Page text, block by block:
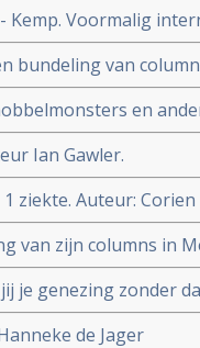
Voormalig
een politieke thriller
bundeling van
door
en
voor
Ian Gawler.
ziekte. Auteur:
van zijn columns in
jij je genezing zonder
de Jager